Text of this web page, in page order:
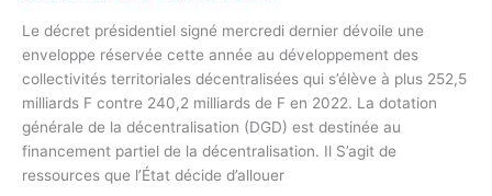
Le décret présidentiel signé mercredi dernier dévoile une
enveloppe réservée cette année au développement des
collectivités territoriales décentralisées qui s’élève à plus 252,5
milliards F contre 240,2 milliards de F en 2022. La dotation
générale de la décentralisation (DGD) est destinée au
financement partiel de la décentralisation. Il S’agit de
ressources que l’État décide d’allouer